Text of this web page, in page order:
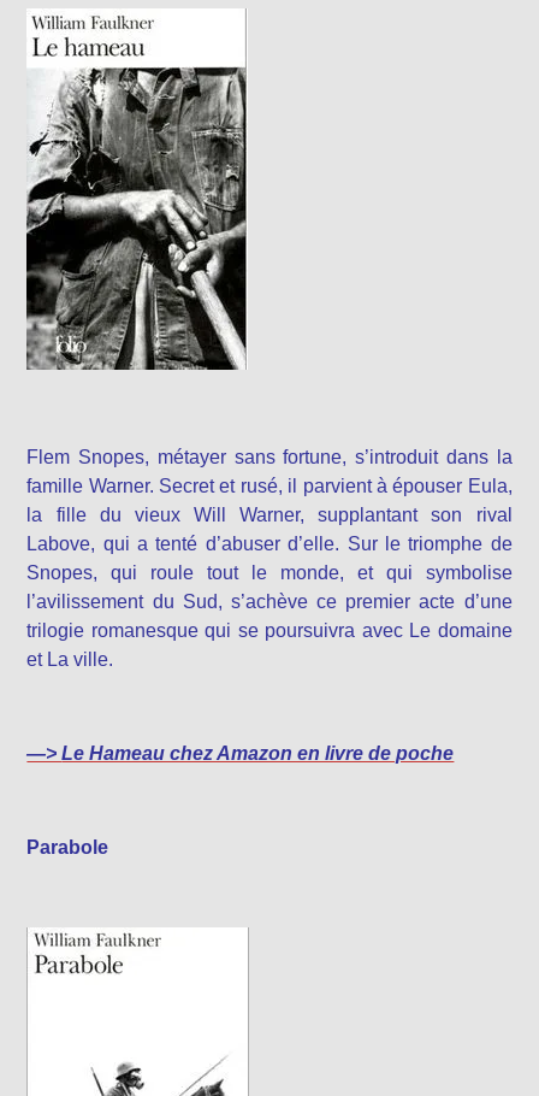
Flem Snopes, métayer sans fortune, s’introduit dans la
famille Warner. Secret et rusé, il parvient à épouser Eula,
la fille du vieux Will Warner, supplantant son rival
Labove, qui a tenté d’abuser d’elle. Sur le triomphe de
Snopes, qui roule tout le monde, et qui symbolise
l’avilissement du Sud, s’achève ce premier acte d’une
trilogie romanesque qui se poursuivra avec Le domaine
et La ville.
—>Le Hameau chez Amazon en livre de poche
Parabole